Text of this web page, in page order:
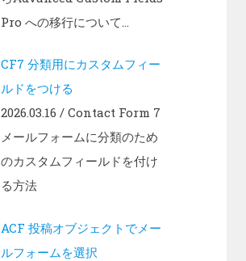
Pro への移行について...
CF7 分類用にカスタムフィー
ルドをつける
2026.03.16 / Contact Form 7
メールフォームに分類のため
のカスタムフィールドを付け
る方法
ACF 投稿オブジェクトでメー
ルフォームを選択